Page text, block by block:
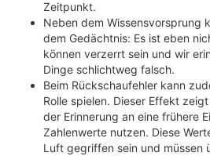
Zeitpunkt.
Neben dem Wissensvorsprung
dem Gedächtnis: Es ist eben
können verzerrt sein und wir
Dinge schlichtweg falsch.
Beim Rückschaufehler kann
Rolle spielen. Dieser Effekt
der Erinnerung an eine frühere
Zahlenwerte nutzen. Diese
Luft gegriffen sein und müssen